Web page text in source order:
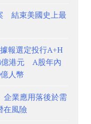
結束美國史上最
報選定投行A+H
億港元 A股年內
人幣
業應用落後於需
風險